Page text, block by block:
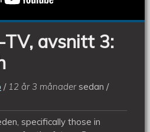
avsnitt 3:
12 år 3 månadersedan
specifically those in